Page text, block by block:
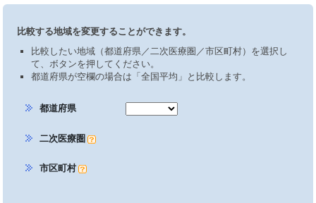
比較する地域を変更することができます。
比較したい地域（都道府県／二次医療圏／市区町村）を選択し
て、ボタンを押してください。
都道府県が空欄の場合は「全国平均」と比較します。
都道府県
二次医療圏
市区町村